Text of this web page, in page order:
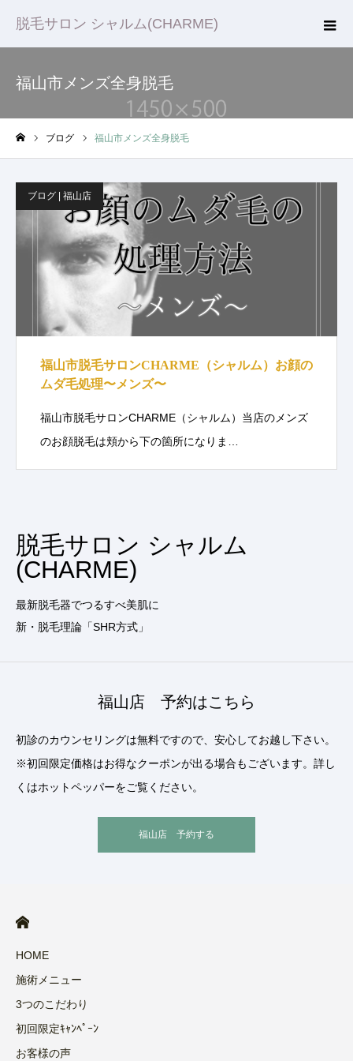
脱毛サロン シャルム(CHARME)
福山市メンズ全身脱毛
ブログ 福山市メンズ全身脱毛
ブログ | 福山店
福山市脱毛サロンCHARME（シャルム）お顔の
ムダ毛処理〜メンズ〜
福山市脱毛サロンCHARME（シャルム）当店のメンズ
のお顔脱毛は頬から下の箇所になりま…
脱毛サロン シャルム
(CHARME)
最新脱毛器でつるすべ美肌に
新・脱毛理論「SHR方式」
福山店 予約はこちら
初診のカウンセリングは無料ですので、安心してお越し下さい。
※初回限定価格はお得なクーポンが出る場合もございます。詳し
くはホットペッパーをご覧ください。
福山店 予約する
HOME
施術メニュー
3つのこだわり
初回限定ｷｬﾝﾍﾟｰﾝ
お客様の声